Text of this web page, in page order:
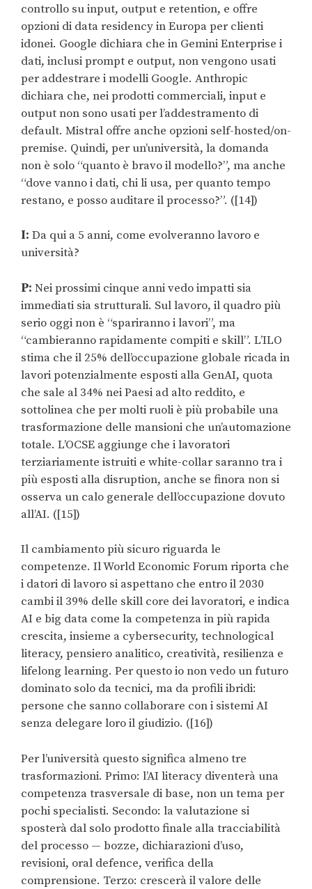
controllo su input, output e retention, e offre
opzioni di data residency in Europa per clienti
idonei. Google dichiara che in Gemini Enterprise i
dati, inclusi prompt e output, non vengono usati
per addestrare i modelli Google. Anthropic
dichiara che, nei prodotti commerciali, input e
output non sono usati per l’addestramento di
default. Mistral offre anche opzioni self-hosted/on-
premise. Quindi, per un’università, la domanda
non è solo “quanto è bravo il modello?”, ma anche
“dove vanno i dati, chi li usa, per quanto tempo
restano, e posso auditare il processo?”. ([14])
I: Da qui a 5 anni, come evolveranno lavoro e
università?
P: Nei prossimi cinque anni vedo impatti sia
immediati sia strutturali. Sul lavoro, il quadro più
serio oggi non è “spariranno i lavori”, ma
“cambieranno rapidamente compiti e skill”. L’ILO
stima che il 25% dell’occupazione globale ricada in
lavori potenzialmente esposti alla GenAI, quota
che sale al 34% nei Paesi ad alto reddito, e
sottolinea che per molti ruoli è più probabile una
trasformazione delle mansioni che un’automazione
totale. L’OCSE aggiunge che i lavoratori
terziariamente istruiti e white-collar saranno tra i
più esposti alla disruption, anche se finora non si
osserva un calo generale dell’occupazione dovuto
all’AI. ([15])
Il cambiamento più sicuro riguarda le
competenze. Il World Economic Forum riporta che
i datori di lavoro si aspettano che entro il 2030
cambi il 39% delle skill core dei lavoratori, e indica
AI e big data come la competenza in più rapida
crescita, insieme a cybersecurity, technological
literacy, pensiero analitico, creatività, resilienza e
lifelong learning. Per questo io non vedo un futuro
dominato solo da tecnici, ma da profili ibridi:
persone che sanno collaborare con i sistemi AI
senza delegare loro il giudizio. ([16])
Per l’università questo significa almeno tre
trasformazioni. Primo: l’AI literacy diventerà una
competenza trasversale di base, non un tema per
pochi specialisti. Secondo: la valutazione si
sposterà dal solo prodotto finale alla tracciabilità
del processo — bozze, dichiarazioni d’uso,
revisioni, oral defence, verifica della
comprensione. Terzo: crescerà il valore delle